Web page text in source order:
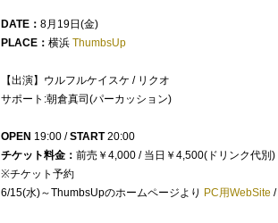
DATE ： 8月19日(金)
PLACE ： 横浜 ThumbsUp
【出演】ウルフルケイスケ / リクオ
サポート:朝倉真司(パーカッション)
OPEN 19:00 /START20:00
チケット料金： 前売￥4,000 / 当日￥4,500(ドリンク代別)
※チケット予約
6/15(水)～ThumbsUpのホームページより PC用WebSite /